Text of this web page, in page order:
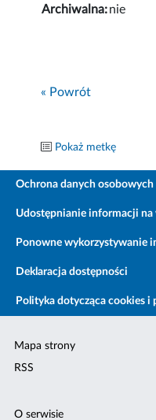
Archiwalna:nie
« Powrót
Pokaż metkę
Ochrona danych osobowych
Udostępnianie informacji na
Ponowne wykorzystywanie
Deklaracja dostępności
Polityka dotycząca cookies
Mapa strony
RSS
O serwisie